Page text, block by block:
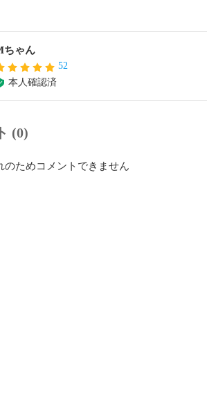
ちゃん
52
本人確認済
(0)
ためコメントできません